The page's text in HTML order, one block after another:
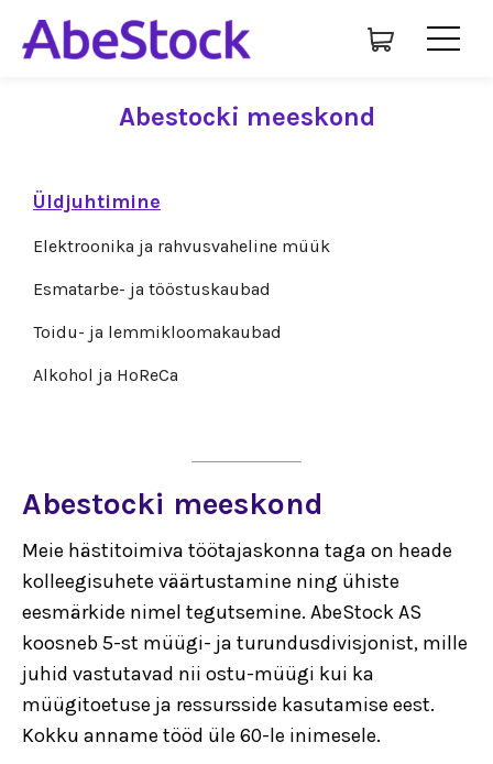
Üldjuhtimine
Elektroonika ja rahvusvaheline müük
Esmatarbe- ja tööstuskaubad
Toidu- ja lemmikloomakaubad
Alkohol ja HoReCa
Abestocki meeskond
Abestocki meeskond
Meie hästitoimiva töötajaskonna taga on heade
kolleegisuhete väärtustamine ning ühiste
eesmärkide nimel tegutsemine. AbeStock AS
koosneb 5-st müügi- ja turundusdivisjonist, mille
juhid vastutavad nii ostu-müügi kui ka
müügitoetuse ja ressursside kasutamise eest.
Kokku anname tööd üle 60-le inimesele.